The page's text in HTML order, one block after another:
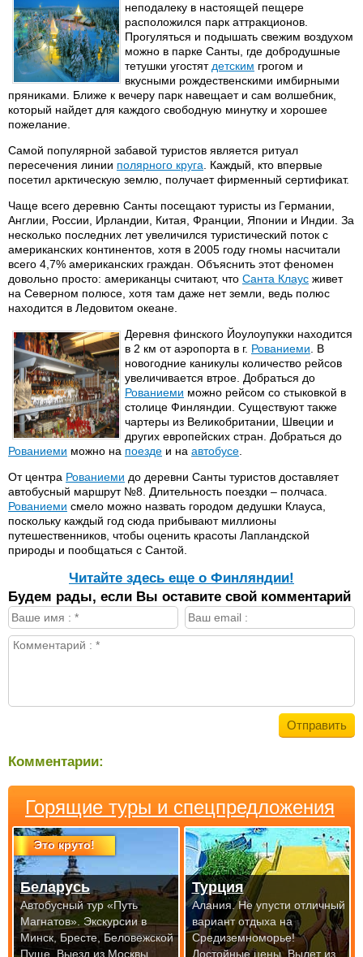
неподалеку в настоящей пещере
расположился парк аттракционов.
Прогуляться и подышать свежим воздухом
можно в парке Санты, где добродушные
тетушки угостят детским грогом и
вкусными рождественскими имбирными
пряниками. Ближе к вечеру парк навещает и сам волшебник,
который найдет для каждого свободную минутку и хорошее
пожелание.
Самой популярной забавой туристов является ритуал
пересечения линии полярного круга . Каждый, кто впервые
посетил арктическую землю, получает фирменный сертификат.
Чаще всего деревню Санты посещают туристы из Германии,
Англии, России, Ирландии, Китая, Франции, Японии и Индии. За
несколько последних лет увеличился туристический поток с
американских континентов, хотя в 2005 году гномы насчитали
всего 4,7% американских граждан. Объяснить этот феномен
довольно просто: американцы считают, что Санта Клаус живет
на Северном полюсе, хотя там даже нет земли, ведь полюс
находится в Ледовитом океане.
Деревня финского Йоулоупукки находится
в 2 км от аэропорта в г. Рованиеми . В
новогодние каникулы количество рейсов
увеличивается втрое. Добраться до
Рованиеми можно рейсом со стыковкой в
столице Финляндии. Существуют также
чартеры из Великобритании, Швеции и
других европейских стран. Добраться до
Рованиеми можно на поезде и на автобусе
От центра Рованиеми до деревни Санты туристов доставляет
автобусный маршрут №8. Длительность поездки – полчаса.
Рованиеми смело можно назвать городом дедушки Клауса,
поскольку каждый год сюда прибывают миллионы
путешественников, чтобы оценить красоты Лапландской
природы и пообщаться с Сантой.
Читайте здесь еще о Финляндии!
Будем рады, если Вы оставите свой комментарий
Комментарии:
Горящие туры и спецпредложения
Это круто!
Беларусь
Автобусный тур «Путь
Магнатов». Экскурсии в
Минск, Бресте, Беловежской
Пуще. Выезд из Москвы
Турция
Алания. Не упусти отличный
вариант отдыха на
Средиземноморье!
Достойные цены. Вылет из